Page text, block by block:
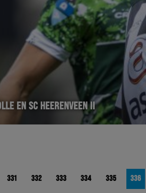
EN SC HEERENVEEN II
331 332 333 334 335 336